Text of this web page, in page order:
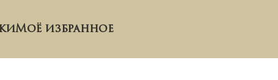
Моё избранное